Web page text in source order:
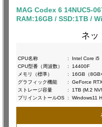
MAG Codex 6 14NUC5-
RAM:16GB / SSD:1TB /
ネッ
CPU名称
:
Intel Core i5
CPU型番（周波数）
:
14400F
メモリ（標準）
:
16GB（
グラフィック機能
:
GeForce
ストレージ容量
:
1TB (M.2
プリインストールOS : Windows11